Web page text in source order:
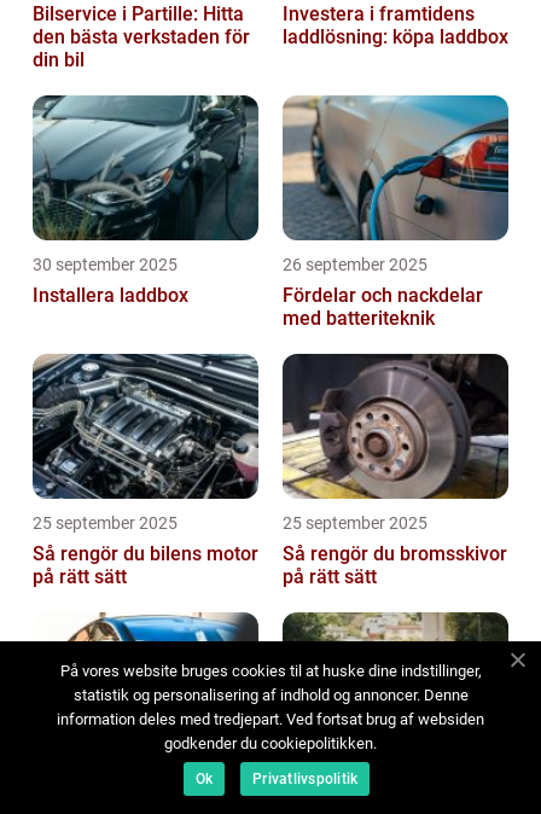
Bilservice i Partille: Hitta
den bästa verkstaden för
din bil
Investera i framtidens
laddlösning: köpa laddbox
30 september 2025
Installera laddbox
26 september 2025
Fördelar och nackdelar
med batteriteknik
25 september 2025
Så rengör du bilens motor
på rätt sätt
25 september 2025
Så rengör du bromsskivor
på rätt sätt
24 september 2025
På vores website bruges cookies til at huske dine indstillinger,
statistik og personalisering af indhold og annoncer. Denne
information deles med tredjepart. Ved fortsat brug af websiden
godkender du cookiepolitikken.
Ok Privatlivspolitik